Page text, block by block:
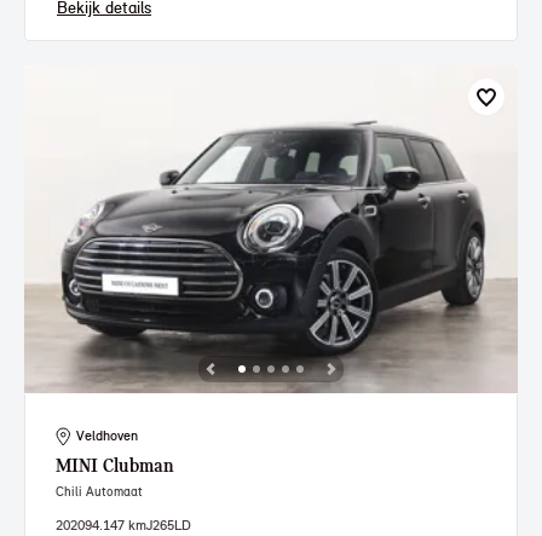
Bekijk details
Veldhoven
MINI Clubman
Chili Automaat
202094.147 kmJ265LD